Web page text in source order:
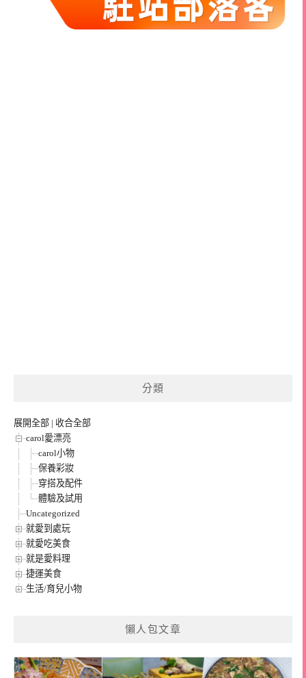
分類
展開全部 | 收合全部
carol愛漂亮
carol小物
保養彩妝
穿搭及配件
體驗及試用
Uncategorized
就愛到處玩
就愛吃美食
就是愛料理
捷運美食
生活/育兒小物
懶人包文章